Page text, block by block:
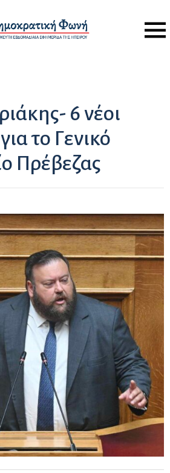
Menu
6 νέοι
το Γενικό
Πρέβεζας